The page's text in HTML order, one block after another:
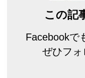
この記
Facebookで
ぜひフォ